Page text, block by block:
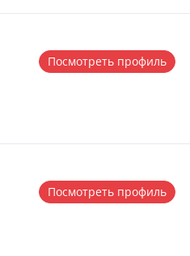
Посмотреть профиль
Посмотреть профиль